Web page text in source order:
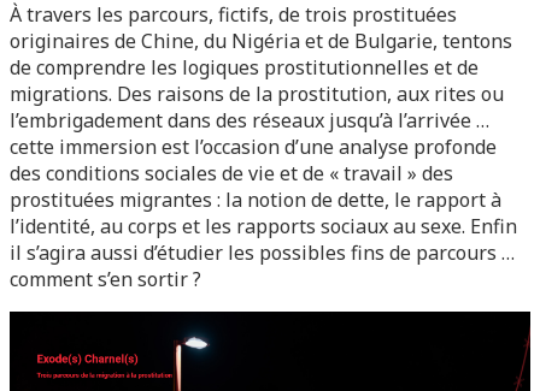
À travers les parcours, fictifs, de trois prostituées
originaires de Chine, du Nigéria et de Bulgarie, tentons
de comprendre les logiques prostitutionnelles et de
migrations. Des raisons de la prostitution, aux rites ou
l’embrigadement dans des réseaux jusqu’à l’arrivée …
cette immersion est l’occasion d’une analyse profonde
des conditions sociales de vie et de « travail » des
prostituées migrantes : la notion de dette, le rapport à
l’identité, au corps et les rapports sociaux au sexe. Enfin
il s’agira aussi d’étudier les possibles fins de parcours …
comment s’en sortir ?